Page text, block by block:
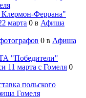
Феррана"
марта 0 в Афиша
0 в Афиша
"Победители"
11 марта с Гомеля 0
польского
Гомеля